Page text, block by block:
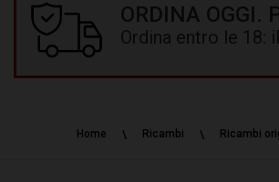
ORDINA OGGI.
Ordina entro le 18:
Home Ricambi Ricambi